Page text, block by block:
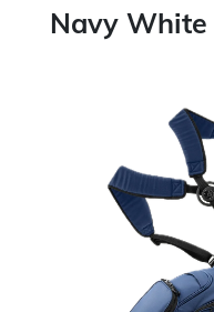
Navy White